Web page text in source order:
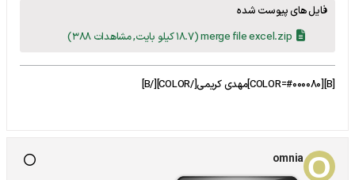
فایل های پیوست شده
merge file excel.zip(18.7 کیلو بایت, مشاهدات 388)
[B][COLOR=#000080]مهدی کریمی[/COLOR][/B]
omnia